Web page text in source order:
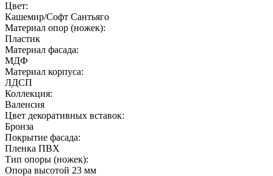
Цвет:
Кашемир/Софт Сантьяго
Материал опор (ножек):
Пластик
Материал фасада:
МДФ
Материал корпуса:
ЛДСП
Коллекция:
Валенсия
Цвет декоративных вставок:
Бронза
Покрытие фасада:
Пленка ПВХ
Тип опоры (ножек):
Опора высотой 23 мм